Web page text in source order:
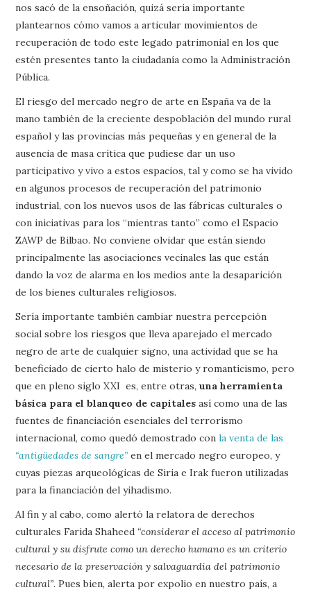
nos sacó de la ensoñación, quizá sería importante
plantearnos cómo vamos a articular movimientos de
recuperación de todo este legado patrimonial en los que
estén presentes tanto la ciudadanía como la Administración
Pública.
El riesgo del mercado negro de arte en España va de la
mano también de la creciente despoblación del mundo rural
español y las provincias más pequeñas y en general de la
ausencia de masa crítica que pudiese dar un uso
participativo y vivo a estos espacios, tal y como se ha vivido
en algunos procesos de recuperación del patrimonio
industrial, con los nuevos usos de las fábricas culturales o
con iniciativas para los “mientras tanto” como el Espacio
ZAWP de Bilbao. No conviene olvidar que están siendo
principalmente las asociaciones vecinales las que están
dando la voz de alarma en los medios ante la desaparición
de los bienes culturales religiosos.
Sería importante también cambiar nuestra percepción
social sobre los riesgos que lleva aparejado el mercado
negro de arte de cualquier signo, una actividad que se ha
beneficiado de cierto halo de misterio y romanticismo, pero
que en pleno siglo XXI es, entre otras, una herramienta
básica para el blanqueo de capitales así como una de las
fuentes de financiación esenciales del terrorismo
internacional, como quedó demostrado conla venta de las
“antigüedades de sangre” en el mercado negro europeo, y
cuyas piezas arqueológicas de Siria e Irak fueron utilizadas
para la financiación del yihadismo.
Al fin y al cabo, como alertó la relatora de derechos
culturales Farida Shaheed “considerar el acceso al patrimonio
cultural y su disfrute como un derecho humano es un criterio
necesario de la preservación y salvaguardia del patrimonio
cultural”. Pues bien, alerta por expolio en nuestro país, a